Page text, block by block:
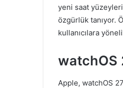
yeni saat
özgürlük tanıyor.
kullanıcılara
watchOS
Apple, watchOS